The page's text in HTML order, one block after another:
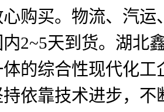
购买。物流、汽
2~5天到货。湖北
的综合性现代化
依靠技术进步，